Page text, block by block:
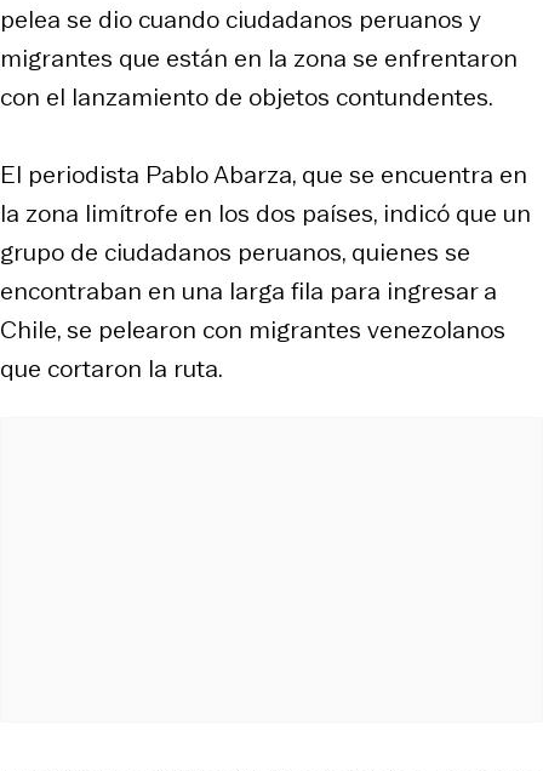
pelea se dio cuando ciudadanos peruanos y
migrantes que están en la zona se enfrentaron
con el lanzamiento de objetos contundentes.
El periodista Pablo Abarza, que se encuentra en
la zona limítrofe en los dos países, indicó que un
grupo de ciudadanos peruanos, quienes se
encontraban en una larga fila para ingresar a
Chile, se pelearon con migrantes venezolanos
que cortaron la ruta.